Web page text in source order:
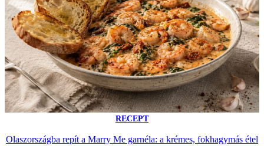
RECEPT
Olaszországba repít a Marry Me garnéla: a krémes, fokhagymás étel